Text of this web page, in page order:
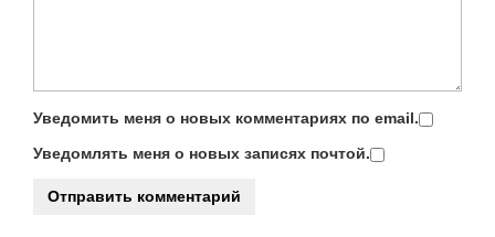
Уведомить меня о новых комментариях по email.
Уведомлять меня о новых записях почтой.